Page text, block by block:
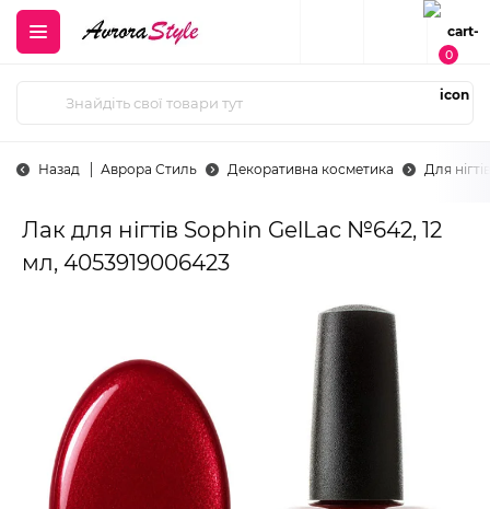
0
Назад Аврора Стиль Декоративна косметика Для нігтів
Лак для нігтів Sophin GelLac №642, 12
мл, 4053919006423